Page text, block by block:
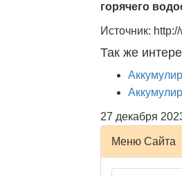
горячего
Источник:
Так же
27 декабря
Меню Сайта